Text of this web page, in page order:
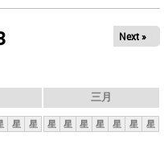
Next »
星 星
三月
星 星 星 星 星 星 星